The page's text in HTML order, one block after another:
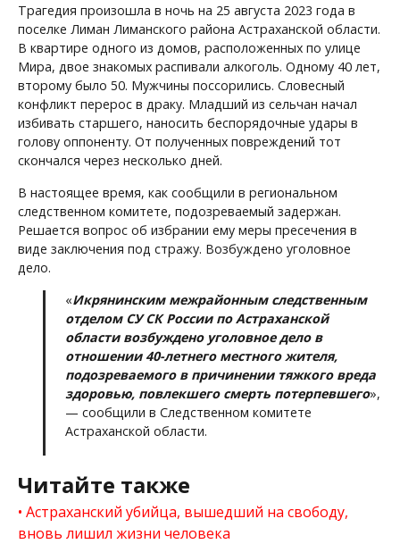
Трагедия произошла в ночь на 25 августа 2023 года в
поселке Лиман Лиманского района Астраханской области.
В квартире одного из домов, расположенных по улице
Мира, двое знакомых распивали алкоголь. Одному 40 лет,
второму было 50. Мужчины поссорились. Словесный
конфликт перерос в драку. Младший из сельчан начал
избивать старшего, наносить беспорядочные удары в
голову оппоненту. От полученных повреждений тот
скончался через несколько дней.
В настоящее время, как сообщили в региональном
следственном комитете, подозреваемый задержан.
Решается вопрос об избрании ему меры пресечения в
виде заключения под стражу. Возбуждено уголовное
дело.
«Икрянинским межрайонным следственным
отделом СУ СК России по Астраханской
области возбуждено уголовное дело в
отношении 40-летнего местного жителя,
подозреваемого в причинении тяжкого вреда
здоровью, повлекшего смерть потерпевшего»,
— сообщили в Следственном комитете
Астраханской области.
Читайте также
Астраханский убийца, вышедший на свободу,
вновь лишил жизни человека